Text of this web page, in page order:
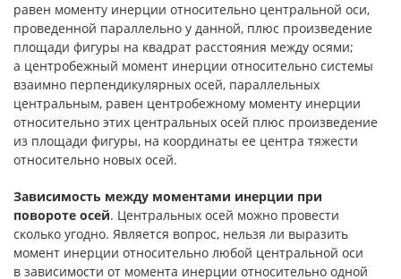
равен моменту инерции относительно центральной оси,
проведенной параллельно у данной, плюс произведение
площади фигуры на квадрат расстояния между осями;
а центробежный момент инерции относительно системы
взаимно перпендикулярных осей, параллельных
центральным, равен центробежному моменту инерции
относительно этих центральных осей плюс произведение
из площади фигуры, на координаты ее центра тяжести
относительно новых осей.
Зависимость между моментами инерции при
повороте осей. Центральных осей можно провести
сколько угодно. Является вопрос, нельзя ли выразить
момент инерции относительно любой центральной оси
в зависимости от момента инерции относительно одной